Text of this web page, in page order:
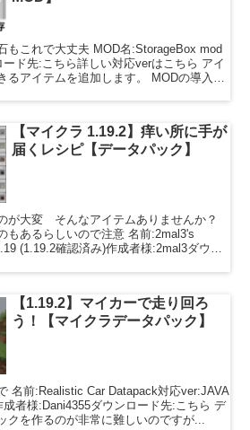
もこれで大丈夫 MOD名:StorageBox mod
ド先:こちら詳しい対応verはこちら アイ
るアイテムを追加します。 MODの導入方
【マイクラ 1.19.2】痒い所に手が
届くレシピ【データパック】
が大変 そんなアイテムありませんか？
もあるらしいので注意 名前:2mal3's
(1.19.2確認済み)作成者様:2mal3ダウン
【1.19.2】マイカーで走り回ろ
う！【マイクラデータパック】
名前:Realistic Car Datapack対応ver:JAVA
者様:Dani4355ダウンロード先:こちら デ
クを作るのが非常に難しいのですが...